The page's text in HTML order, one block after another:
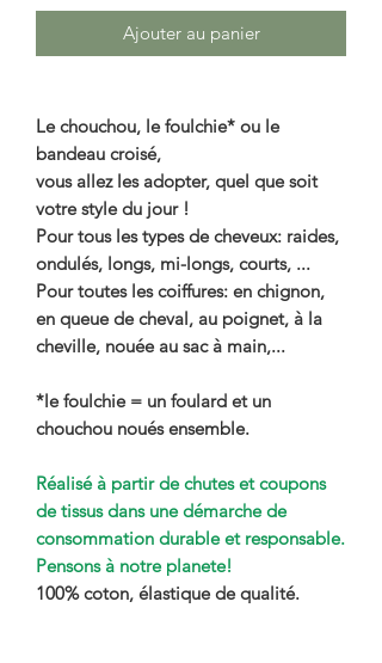
Ajouter au panier
Le chouchou, le foulchie* ou le
bandeau croisé,
vous allez les adopter, quel que soit
votre style du jour !
Pour tous les types de cheveux: raides,
ondulés, longs, mi-longs, courts, ...
Pour toutes les coiffures: en chignon,
en queue de cheval, au poignet, à la
cheville, nouée au sac à main,...
*le foulchie = un foulard et un
chouchou noués ensemble.
Réalisé à partir de chutes et coupons
de tissus dans une démarche de
consommation durable et responsable.
Pensons à notre planete!
100% coton, élastique de qualité.